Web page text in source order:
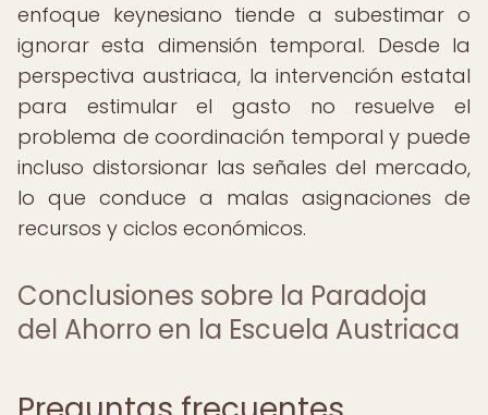
enfoque keynesiano tiende a subestimar o
ignorar esta dimensión temporal. Desde la
perspectiva austriaca, la intervención estatal
para estimular el gasto no resuelve el
problema de coordinación temporal y puede
incluso distorsionar las señales del mercado,
lo que conduce a malas asignaciones de
recursos y ciclos económicos.
Conclusiones sobre la Paradoja
del Ahorro en la Escuela Austriaca